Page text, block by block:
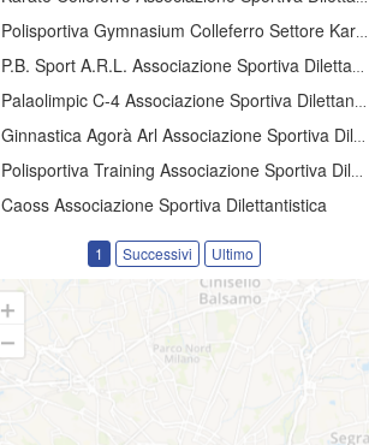
Polisportiva Gymnasium Colleferro Settore Karate Associazione Sportiva Dilettantistica
P.b. Sport A.r.l. Associazione Sportiva Dilettantistica
Palaolimpic C-4 Associazione Sportiva Dilettantistica
Ginnastica Agorà Arl Associazione Sportiva Dilettantistica
Polisportiva Training Associazione Sportiva Dilettantistica
Caoss Associazione Sportiva Dilettantistica
1 Successivi Ultimo